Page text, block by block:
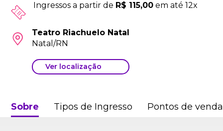
Ingressos a partir de R$ 115,00 em até 12x
Teatro Riachuelo Natal
Natal/RN
Ver localização
Sobre Tipos de Ingresso Pontos de venda